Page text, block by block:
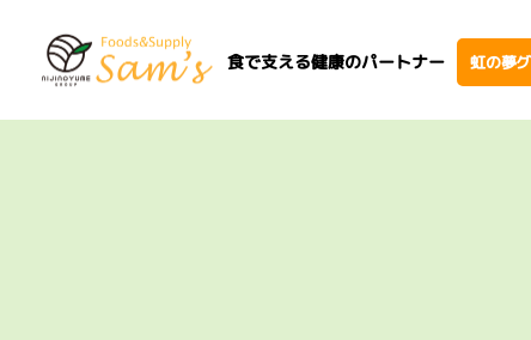
食で支える健康のパートナー 虹の夢